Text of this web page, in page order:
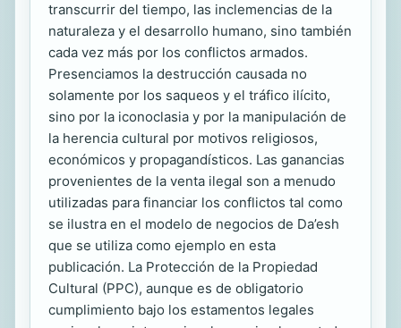
transcurrir del tiempo, las inclemencias de la
naturaleza y el desarrollo humano, sino también
cada vez más por los conflictos armados.
Presenciamos la destrucción causada no
solamente por los saqueos y el tráfico ilícito,
sino por la iconoclasia y por la manipulación de
la herencia cultural por motivos religiosos,
económicos y propagandísticos. Las ganancias
provenientes de la venta ilegal son a menudo
utilizadas para financiar los conflictos tal como
se ilustra en el modelo de negocios de Da’esh
que se utiliza como ejemplo en esta
publicación. La Protección de la Propiedad
Cultural (PPC), aunque es de obligatorio
cumplimiento bajo los estamentos legales